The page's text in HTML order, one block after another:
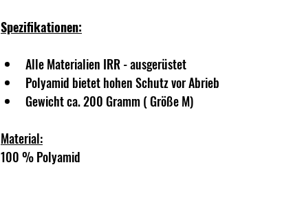
Spezifikationen:
Alle Materialien IRR - ausgerüstet
Polyamid bietet hohen Schutz vor Abrieb
Gewicht ca. 200 Gramm ( Größe M)
Material:
100 % Polyamid